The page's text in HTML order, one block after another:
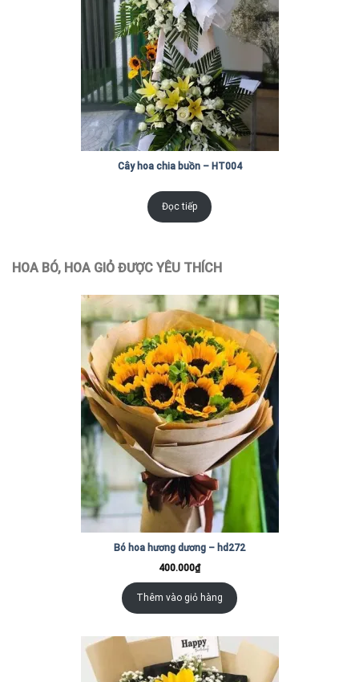
Cây hoa chia buồn – HT004
Đọc tiếp
HOA BÓ, HOA GIỎ ĐƯỢC YÊU THÍCH
Bó hoa hương dương – hd272
400.000₫
Thêm vào giỏ hàng